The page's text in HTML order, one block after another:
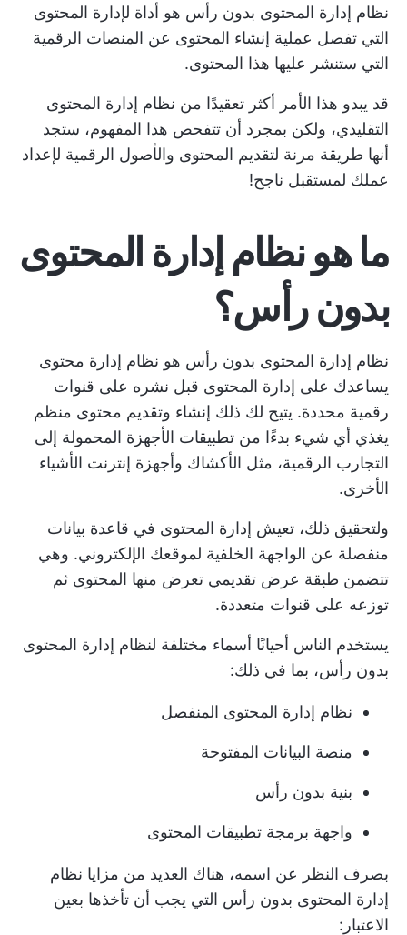
نظام إدارة المحتوى بدون رأس هو أداة لإدارة المحتوى
التي تفصل عملية إنشاء المحتوى عن المنصات الرقمية
التي ستنشر عليها هذا المحتوى.
قد يبدو هذا الأمر أكثر تعقيدًا من نظام إدارة المحتوى
التقليدي، ولكن بمجرد أن تتفحص هذا المفهوم، ستجد
أنها طريقة مرنة لتقديم المحتوى والأصول الرقمية لإعداد
عملك لمستقبل ناجح!
ما هو نظام إدارة المحتوى
بدون رأس؟
نظام إدارة المحتوى بدون رأس هو نظام إدارة محتوى
يساعدك على إدارة المحتوى قبل نشره على قنوات
رقمية محددة. يتيح لك ذلك إنشاء وتقديم محتوى منظم
يغذي أي شيء بدءًا من تطبيقات الأجهزة المحمولة إلى
التجارب الرقمية، مثل الأكشاك وأجهزة إنترنت الأشياء
الأخرى.
ولتحقيق ذلك، تعيش إدارة المحتوى في قاعدة بيانات
منفصلة عن الواجهة الخلفية لموقعك الإلكتروني. وهي
تتضمن طبقة عرض تقديمي تعرض منها المحتوى ثم
توزعه على قنوات متعددة.
يستخدم الناس أحيانًا أسماء مختلفة لنظام إدارة المحتوى
بدون رأس، بما في ذلك:
نظام إدارة المحتوى المنفصل
منصة البيانات المفتوحة
بنية بدون رأس
واجهة برمجة تطبيقات المحتوى
بصرف النظر عن اسمه، هناك العديد من مزايا نظام
إدارة المحتوى بدون رأس التي يجب أن تأخذها بعين
الاعتبار: